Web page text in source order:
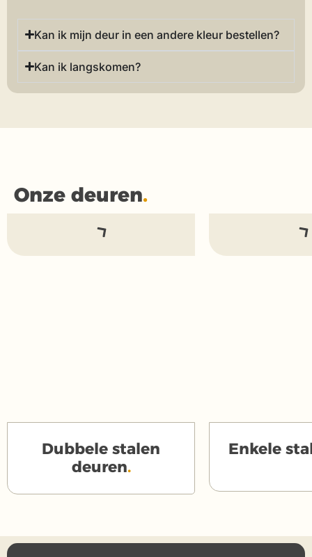
Kan ik mijn deur in een andere kleur bestellen?
Kan ik langskomen?
Onze deuren.
Dubbele stalen
deuren.
Enkele